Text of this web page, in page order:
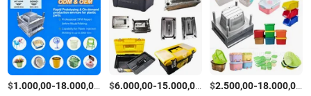
$1.000,00-18.000,00 /Parça
$6.000,00-15.000,00 /Parça
$2.500,00-18.000,00 /